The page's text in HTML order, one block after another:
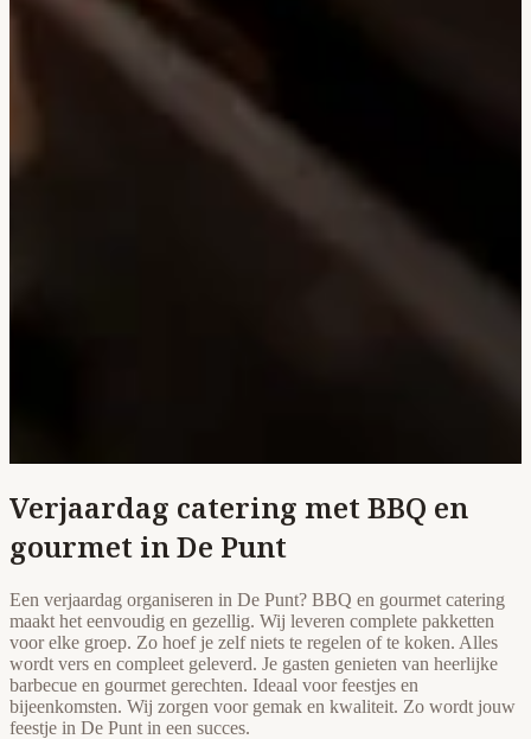
Verjaardag catering met BBQ en
gourmet in De Punt
Een verjaardag organiseren in De Punt? BBQ en gourmet catering
maakt het eenvoudig en gezellig. Wij leveren complete pakketten
voor elke groep. Zo hoef je zelf niets te regelen of te koken. Alles
wordt vers en compleet geleverd. Je gasten genieten van heerlijke
barbecue en gourmet gerechten. Ideaal voor feestjes en
bijeenkomsten. Wij zorgen voor gemak en kwaliteit. Zo wordt jouw
feestje in De Punt in een succes.